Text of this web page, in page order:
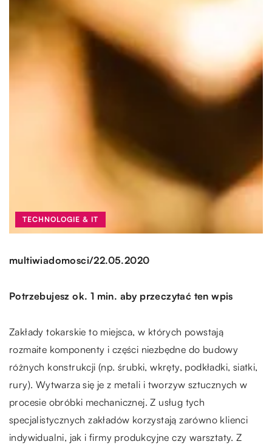
TECHNOLOGIE & IT
multiwiadomosci/22.05.2020
Potrzebujesz ok. 1 min. aby przeczytać ten wpis
Zakłady tokarskie to miejsca, w których powstają
rozmaite komponenty i części niezbędne do budowy
różnych konstrukcji (np. śrubki, wkręty, podkładki, siatki,
rury). Wytwarza się je z metali i tworzyw sztucznych w
procesie obróbki mechanicznej. Z usług tych
specjalistycznych zakładów korzystają zarówno klienci
indywidualni, jak i firmy produkcyjne czy warsztaty. Z